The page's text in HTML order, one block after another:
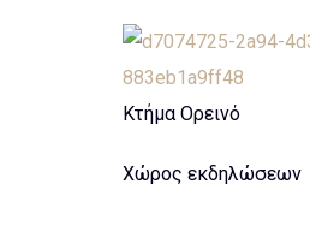
Κτήμα Ορεινό
Χώρος εκδηλώσεων